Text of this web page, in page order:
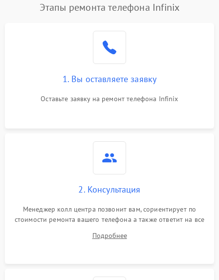
Этапы ремонта телефона Infinix
1. Вы оставляете заявку
Оставьте заявку на ремонт телефона Infinix
2. Консультация
Менеджер колл центра позвонит вам, сориентирует по
стоимости ремонта вашего телефона а также ответит на все
Подробнее